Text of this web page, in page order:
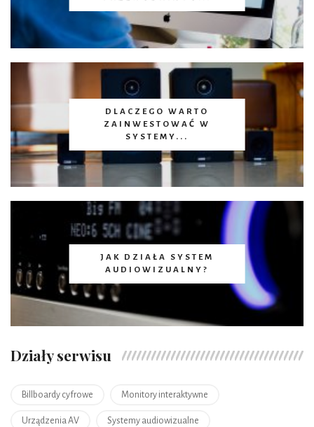
DLACZEGO WARTO
ZAINWESTOWAĆ W
SYSTEMY...
JAK DZIAŁA SYSTEM
AUDIOWIZUALNY?
Działy serwisu
Billboardy cyfrowe Monitory interaktywne
Urządzenia AV Systemy audiowizualne